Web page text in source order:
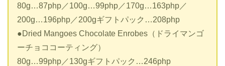
80g…87php／100g…99php／170g…163php／
200g…196php／200gギフトパック…208php
●Dried Mangoes Chocolate Enrobes（ドライマンゴ
ーチョココーティング）
80g…99php／130gギフトパック…246php